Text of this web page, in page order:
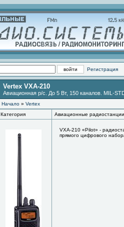
Регистрация
Vertex VXA-210
Авиационная р/с. До 5 Вт, 150 каналов. MIL-
Начало » Vertex
Категория
Авиационные радиостанции
VXA-210 «Pilot» -
прямого цифрового